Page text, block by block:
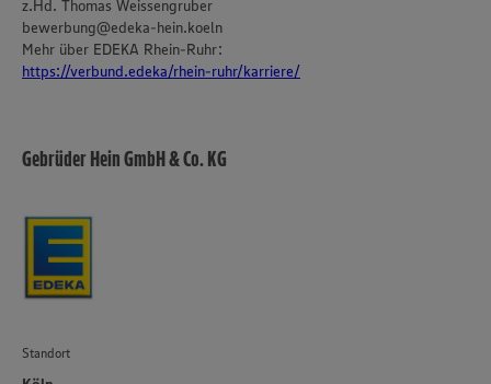
z.Hd. Thomas Weissengruber
bewerbung@edeka-hein.koeln
Mehr über EDEKA Rhein-Ruhr:
https://verbund.edeka/rhein-ruhr/karriere/
Gebrüder Hein GmbH & Co. KG
Standort